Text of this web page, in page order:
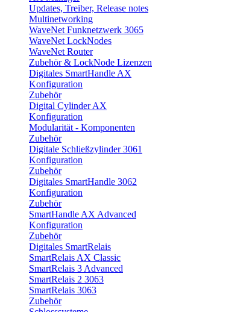
Updates, Treiber, Release notes
Multinetworking
WaveNet Funknetzwerk 3065
WaveNet LockNodes
WaveNet Router
Zubehör & LockNode Lizenzen
Digitales SmartHandle AX
Konfiguration
Zubehör
Digital Cylinder AX
Konfiguration
Modularität - Komponenten
Zubehör
Digitale Schließzylinder 3061
Konfiguration
Zubehör
Digitales SmartHandle 3062
Konfiguration
Zubehör
SmartHandle AX Advanced
Konfiguration
Zubehör
Digitales SmartRelais
SmartRelais AX Classic
SmartRelais 3 Advanced
SmartRelais 2 3063
SmartRelais 3063
Zubehör